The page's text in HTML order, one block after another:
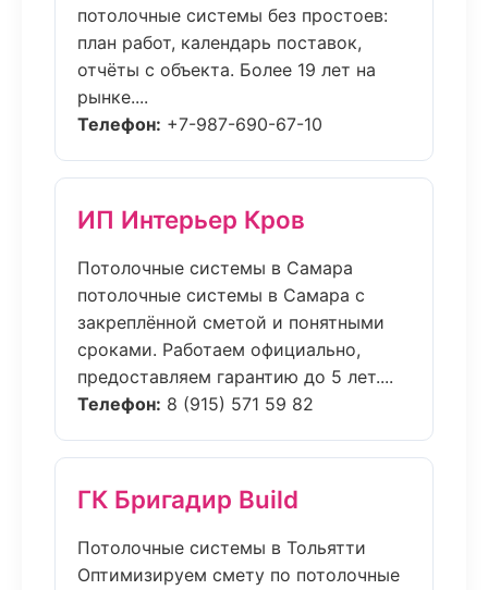
потолочные системы без простоев:
план работ, календарь поставок,
отчёты с объекта. Более 19 лет на
рынке....
Телефон: +7-987-690-67-10
ИП Интерьер Кров
Потолочные системы в Самара
потолочные системы в Самара с
закреплённой сметой и понятными
сроками. Работаем официально,
предоставляем гарантию до 5 лет....
Телефон: 8 (915) 571 59 82
ГК Бригадир Build
Потолочные системы в Тольятти
Оптимизируем смету по потолочные